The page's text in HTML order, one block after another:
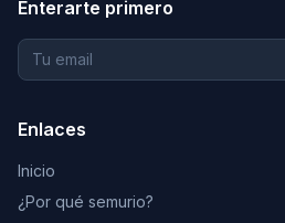
Enterarte primero
Enlaces
Inicio
¿Por qué semurio?